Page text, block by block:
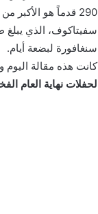
سنغافورة لبضعة أيام.
كانت هذه مقالة اليوم
لحفلات نهاية العام